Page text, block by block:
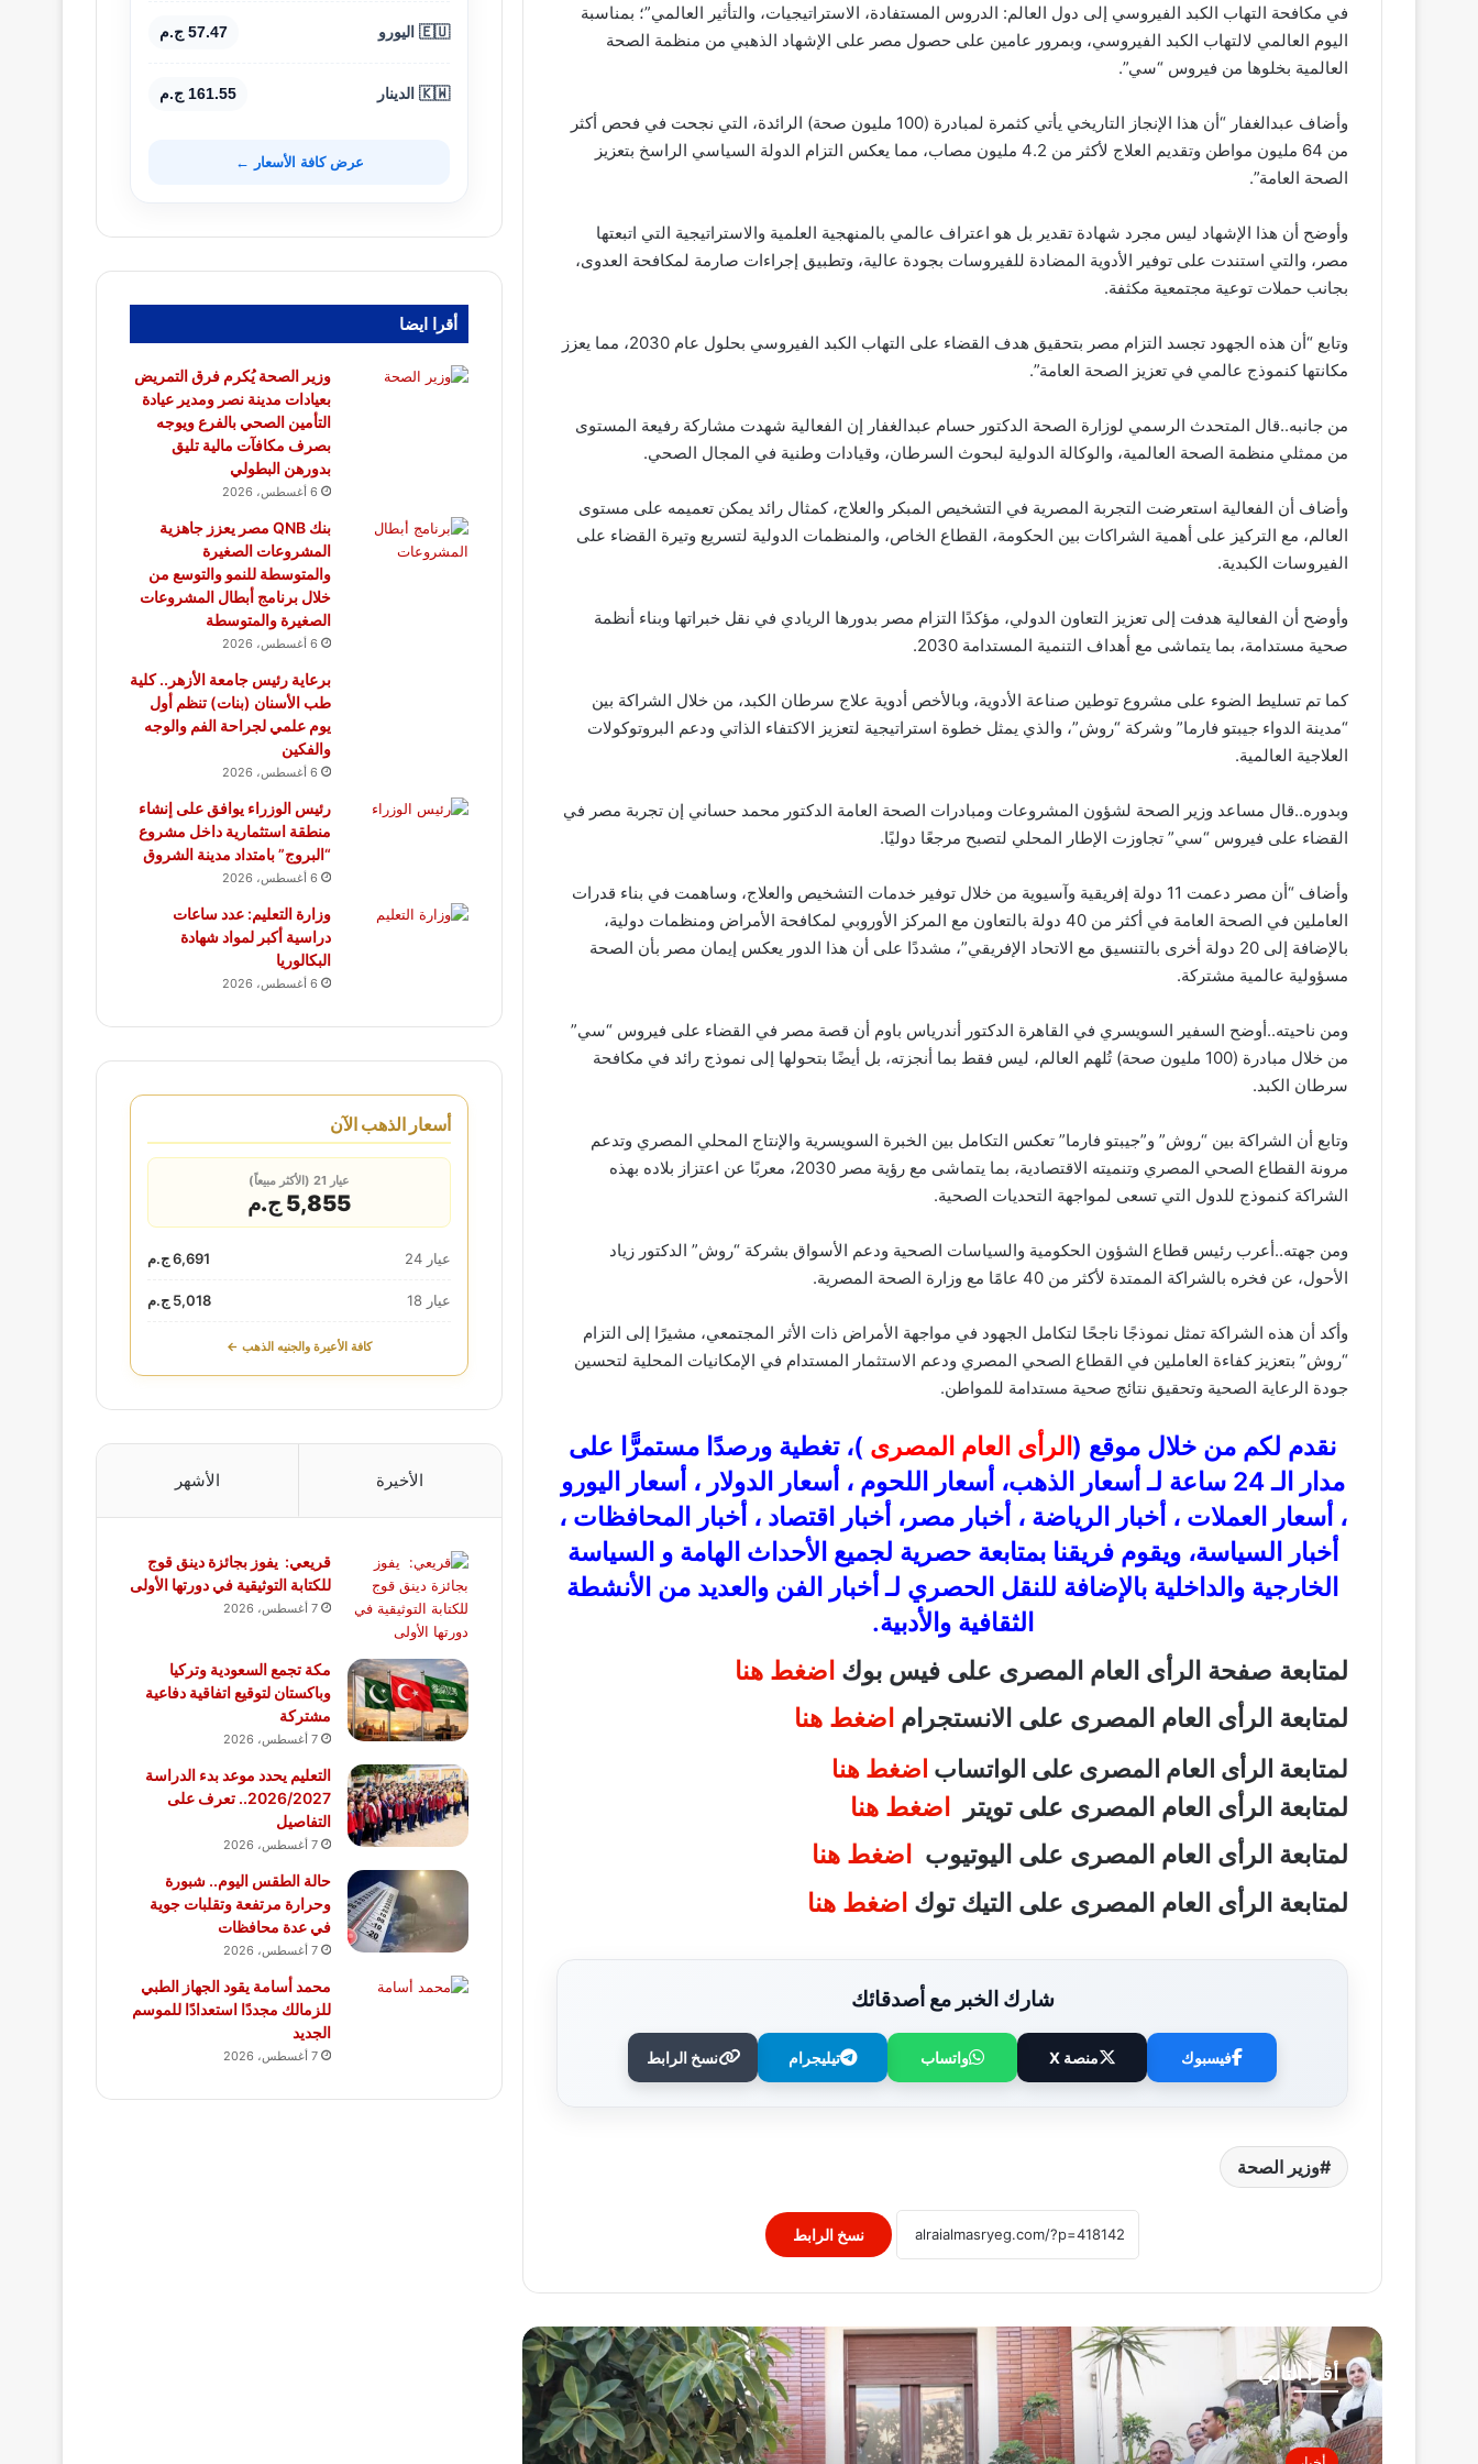
في مكافحة التهاب الكبد الفيروسي إلى دول العالم: الدروس المستفادة، الاستراتيجيات، والتأثير العالمي”؛ بمناسبة
اليوم العالمي لالتهاب الكبد الفيروسي، وبمرور عامين على حصول مصر على الإشهاد الذهبي من منظمة الصحة
العالمية بخلوها من فيروس “سي”.
وأضاف عبدالغفار “أن هذا الإنجاز التاريخي يأتي كثمرة لمبادرة (100 مليون صحة) الرائدة، التي نجحت في فحص أكثر
من 64 مليون مواطن وتقديم العلاج لأكثر من 4.2 مليون مصاب، مما يعكس التزام الدولة السياسي الراسخ بتعزيز
الصحة العامة”.
وأوضح أن هذا الإشهاد ليس مجرد شهادة تقدير بل هو اعتراف عالمي بالمنهجية العلمية والاستراتيجية التي اتبعتها
مصر، والتي استندت على توفير الأدوية المضادة للفيروسات بجودة عالية، وتطبيق إجراءات صارمة لمكافحة العدوى،
بجانب حملات توعية مجتمعية مكثفة.
وتابع “أن هذه الجهود تجسد التزام مصر بتحقيق هدف القضاء على التهاب الكبد الفيروسي بحلول عام 2030، مما يعزز
مكانتها كنموذج عالمي في تعزيز الصحة العامة”.
من جانبه..قال المتحدث الرسمي لوزارة الصحة الدكتور حسام عبدالغفار إن الفعالية شهدت مشاركة رفيعة المستوى
من ممثلي منظمة الصحة العالمية، والوكالة الدولية لبحوث السرطان، وقيادات وطنية في المجال الصحي.
وأضاف أن الفعالية استعرضت التجربة المصرية في التشخيص المبكر والعلاج، كمثال رائد يمكن تعميمه على مستوى
العالم، مع التركيز على أهمية الشراكات بين الحكومة، القطاع الخاص، والمنظمات الدولية لتسريع وتيرة القضاء على
الفيروسات الكبدية.
وأوضح أن الفعالية هدفت إلى تعزيز التعاون الدولي، مؤكدًا التزام مصر بدورها الريادي في نقل خبراتها وبناء أنظمة
صحية مستدامة، بما يتماشى مع أهداف التنمية المستدامة 2030.
كما تم تسليط الضوء على مشروع توطين صناعة الأدوية، وبالأخص أدوية علاج سرطان الكبد، من خلال الشراكة بين
“مدينة الدواء جيبتو فارما” وشركة “روش”، والذي يمثل خطوة استراتيجية لتعزيز الاكتفاء الذاتي ودعم البروتوكولات
العلاجية العالمية.
وبدوره..قال مساعد وزير الصحة لشؤون المشروعات ومبادرات الصحة العامة الدكتور محمد حساني إن تجربة مصر في
القضاء على فيروس “سي” تجاوزت الإطار المحلي لتصبح مرجعًا دوليًا.
وأضاف “أن مصر دعمت 11 دولة إفريقية وآسيوية من خلال توفير خدمات التشخيص والعلاج، وساهمت في بناء قدرات
العاملين في الصحة العامة في أكثر من 40 دولة بالتعاون مع المركز الأوروبي لمكافحة الأمراض ومنظمات دولية،
بالإضافة إلى 20 دولة أخرى بالتنسيق مع الاتحاد الإفريقي”، مشددًا على أن هذا الدور يعكس إيمان مصر بأن الصحة
مسؤولية عالمية مشتركة.
ومن ناحيته..أوضح السفير السويسري في القاهرة الدكتور أندرياس باوم أن قصة مصر في القضاء على فيروس “سي”
من خلال مبادرة (100 مليون صحة) تُلهم العالم، ليس فقط بما أنجزته، بل أيضًا بتحولها إلى نموذج رائد في مكافحة
سرطان الكبد.
وتابع أن الشراكة بين “روش” و”جيبتو فارما” تعكس التكامل بين الخبرة السويسرية والإنتاج المحلي المصري وتدعم
مرونة القطاع الصحي المصري وتنميته الاقتصادية، بما يتماشى مع رؤية مصر 2030، معربًا عن اعتزاز بلاده بهذه
الشراكة كنموذج للدول التي تسعى لمواجهة التحديات الصحية.
ومن جهته..أعرب رئيس قطاع الشؤون الحكومية والسياسات الصحية ودعم الأسواق بشركة “روش” الدكتور زياد
الأحول، عن فخره بالشراكة الممتدة لأكثر من 40 عامًا مع وزارة الصحة المصرية.
وأكد أن هذه الشراكة تمثل نموذجًا ناجحًا لتكامل الجهود في مواجهة الأمراض ذات الأثر المجتمعي، مشيرًا إلى التزام
“روش” بتعزيز كفاءة العاملين في القطاع الصحي المصري ودعم الاستثمار المستدام في الإمكانيات المحلية لتحسين
جودة الرعاية الصحية وتحقيق نتائج صحية مستدامة للمواطن.
نقدم لكم من خلال موقع ( الرأى العام المصرى )، تغطية ورصدًا مستمرًّا على
مدار الـ 24 ساعة لـ أسعار الذهب، أسعار اللحوم ، أسعار الدولار ، أسعار اليورو
، أسعار العملات ، أخبار الرياضة ، أخبار مصر، أخبار اقتصاد ، أخبار المحافظات ،
أخبار السياسة، ويقوم فريقنا بمتابعة حصرية لجميع الأحداث الهامة و السياسة
الخارجية والداخلية بالإضافة للنقل الحصري لـ أخبار الفن والعديد من الأنشطة
الثقافية والأدبية.
لمتابعة صفحة الرأى العام المصرى على فيس بوك اضغط هنا
لمتابعة الرأى العام المصرى على الانستجرام اضغط هنا
لمتابعة الرأى العام المصرى على الواتساب اضغط هنا
لمتابعة الرأى العام المصرى على تويتر اضغط هنا
لمتابعة الرأى العام المصرى على اليوتيوب
اضغط هنا
لمتابعة الرأى العام المصرى على التيك توك اضغط هنا
شارك الخبر مع أصدقائك
فيسبوك منصة X واتساب تيليجرام نسخ الرابط
وزير الصحة
نسخ الرابط
أقرأ التالي
وزير الصحة يُكرم فرق التمريض بعيادات
برنامج أبطال المشروعات الصغيرة
والمتوسطة
رئيس الوزراء يوافق على إنشاء منطقة
استثمارية داخل مشروع “البروج” بامتداد
مدينة الشروق
🇪🇺 اليورو 57.47 ج.م
🇰🇼 الدينار 161.55 ج.م
عرض كافة الأسعار ←
أقرا ايضا
وزير الصحة يُكرم فرق التمريض
بعيادات مدينة نصر ومدير عيادة
التأمين الصحي بالفرع ويوجه
بصرف مكافآت مالية تليق
بدورهن البطولي
6 أغسطس، 2026
بنك QNB مصر يعزز جاهزية
المشروعات الصغيرة
والمتوسطة للنمو والتوسع من
خلال برنامج أبطال المشروعات
الصغيرة والمتوسطة
6 أغسطس، 2026
برعاية رئيس جامعة الأزهر.. كلية
طب الأسنان (بنات) تنظم أول
يوم علمي لجراحة الفم والوجه
والفكين
6 أغسطس، 2026
رئيس الوزراء يوافق على إنشاء
منطقة استثمارية داخل مشروع
“البروج” بامتداد مدينة الشروق
6 أغسطس، 2026
وزارة التعليم: عدد ساعات
دراسية أكبر لمواد شهادة
البكالوريا
6 أغسطس، 2026
أسعار الذهب الآن
عيار 21 (الأكثر مبيعاً)
5,855 ج.م
عيار 24 6,691 ج.م
عيار 18 5,018 ج.م
كافة الأعيرة والجنيه الذهب ←
الأخيرة الأشهر
قريعي: يفوز بجائزة دينق قوج
للكتابة التوثيقية في دورتها الأولى
7 أغسطس، 2026
مكة تجمع السعودية وتركيا
وباكستان لتوقيع اتفاقية دفاعية
مشتركة
7 أغسطس، 2026
التعليم يحدد موعد بدء الدراسة
2026/2027.. تعرف على
التفاصيل
7 أغسطس، 2026
حالة الطقس اليوم.. شبورة
وحرارة مرتفعة وتقلبات جوية
في عدة محافظات
7 أغسطس، 2026
محمد أسامة يقود الجهاز الطبي
للزمالك مجددًا استعدادًا للموسم
الجديد
7 أغسطس، 2026